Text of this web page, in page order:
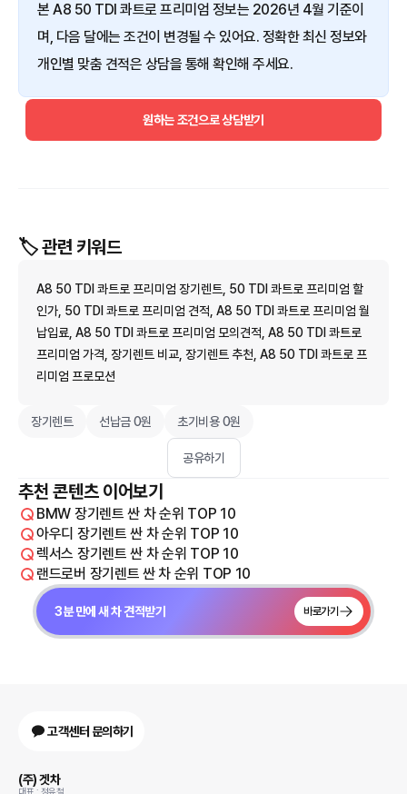
본 A8 50 TDI 콰트로 프리미엄 정보는 2026년 4월 기준이
며, 다음 달에는 조건이 변경될 수 있어요. 정확한 최신 정보와
개인별 맞춤 견적은 상담을 통해 확인해 주세요.
원하는 조건으로 상담받기
🏷️ 관련 키워드
A8 50 TDI 콰트로 프리미엄 장기렌트, 50 TDI 콰트로 프리미엄 할
인가, 50 TDI 콰트로 프리미엄 견적, A8 50 TDI 콰트로 프리미엄 월
납입료, A8 50 TDI 콰트로 프리미엄 모의견적, A8 50 TDI 콰트로
프리미엄 가격, 장기렌트 비교, 장기렌트 추천, A8 50 TDI 콰트로 프
리미엄 프로모션
장기렌트 선납금 0원 초기비용 0원
공유하기
추천 콘텐츠 이어보기
BMW 장기렌트 싼 차 순위 TOP 10
아우디 장기렌트 싼 차 순위 TOP 10
렉서스 장기렌트 싼 차 순위 TOP 10
랜드로버 장기렌트 싼 차 순위 TOP 10
3분 만에 새 차 견적받기 바로가기
고객센터 문의하기
(주) 겟차
대표 : 정유철